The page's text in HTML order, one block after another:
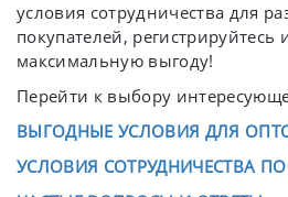
условия сотрудничества для
покупателей, регистрируйтесь
максимальную выгоду!
Перейти к выбору
ВЫГОДНЫЕ УСЛОВИЯ ДЛЯ
УСЛОВИЯ СОТРУДНИЧЕСТВА